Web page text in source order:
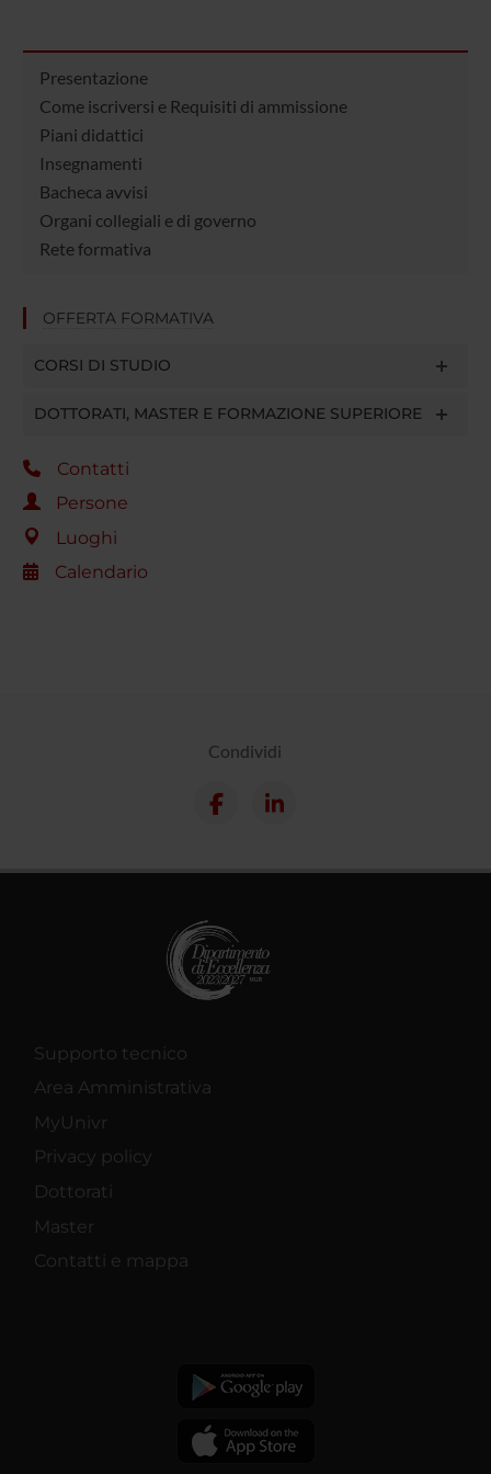
Presentazione
Come iscriversi e Requisiti di ammissione
Piani didattici
Insegnamenti
Bacheca avvisi
Organi collegiali e di governo
Rete formativa
OFFERTA FORMATIVA
CORSI DI STUDIO
DOTTORATI, MASTER E FORMAZIONE SUPERIORE
Contatti
Persone
Luoghi
Calendario
Condividi
Supporto tecnico
Area Amministrativa
MyUnivr
Privacy policy
Dottorati
Master
Contatti e mappa